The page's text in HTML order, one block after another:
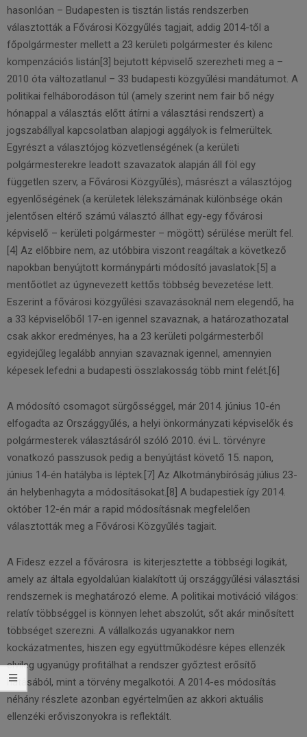
hasonlóan – Budapesten is tisztán listás rendszerben
választották a Fővárosi Közgyűlés tagjait, addig 2014-től a
főpolgármester mellett a 23 kerületi polgármester és kilenc
kompenzációs listán[3] bejutott képviselő szerezheti meg a –
2010 óta változatlanul – 33 budapesti közgyűlési mandátumot. A
politikai felháborodáson túl (amely szerint nem fair bő négy
hónappal a választás előtt átírni a választási rendszert) a
jogszabállyal kapcsolatban alapjogi aggályok is felmerültek.
Egyrészt a választójog közvetlenségének (a kerületi
polgármesterekre leadott szavazatok alapján áll föl egy
független szerv, a Fővárosi Közgyűlés), másrészt a választójog
egyenlőségének (a kerületek lélekszámának különbsége okán
jelentősen eltérő számú választó állhat egy-egy fővárosi
képviselő – kerületi polgármester – mögött) sérülése merült fel.
[4] Az előbbire nem, az utóbbira viszont reagáltak a következő
napokban benyújtott kormánypárti módosító javaslatok:[5] a
mentőötlet az úgynevezett kettős többség bevezetése lett.
Eszerint a fővárosi közgyűlési szavazásoknál nem elegendő, ha
a 33 képviselőből 17-en igennel szavaznak, a határozathozatal
csak akkor eredményes, ha a 23 kerületi polgármesterből
egyidejűleg legalább annyian szavaznak igennel, amennyien
képesek lefedni a budapesti összlakosság több mint felét.[6]
A módosító csomagot sürgősséggel, már 2014. június 10-én
elfogadta az Országgyűlés, a helyi önkormányzati képviselők és
polgármesterek választásáról szóló 2010. évi L. törvényre
vonatkozó passzusok pedig a benyújtást követő 15. napon,
június 14-én hatályba is léptek.[7] Az Alkotmánybíróság július 23-
án helybenhagyta a módosításokat.[8] A budapestiek így 2014.
október 12-én már a rapid módosításnak megfelelően
választották meg a Fővárosi Közgyűlés tagjait.
A Fidesz ezzel a fővárosra is kiterjesztette a többségi logikát,
amely az általa egyoldalúan kialakított új országgyűlési választási
rendszernek is meghatározó eleme. A politikai motiváció világos:
relatív többséggel is könnyen lehet abszolút, sőt akár minősített
többséget szerezni. A vállalkozás ugyanakkor nem
kockázatmentes, hiszen egy együttműködésre képes ellenzék
elvileg ugyanúgy profitálhat a rendszer győztest erősítő
hatásából, mint a törvény megalkotói. A 2014-es módosítás
néhány részlete azonban egyértelműen az akkori aktuális
ellenzéki erőviszonyokra is reflektált.